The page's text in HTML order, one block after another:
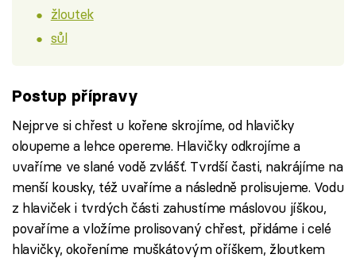
žloutek
sůl
Postup přípravy
Nejprve si chřest u kořene skrojíme, od hlavičky
oloupeme a lehce opereme. Hlavičky odkrojíme a
uvaříme ve slané vodě zvlášť. Tvrdší časti, nakrájíme na
menší kousky, též uvaříme a následně prolisujeme. Vodu
z hlaviček i tvrdých části zahustíme máslovou jíškou,
povaříme a vložíme prolisovaný chřest, přidáme i celé
hlavičky, okořeníme muškátovým oříškem, žloutkem